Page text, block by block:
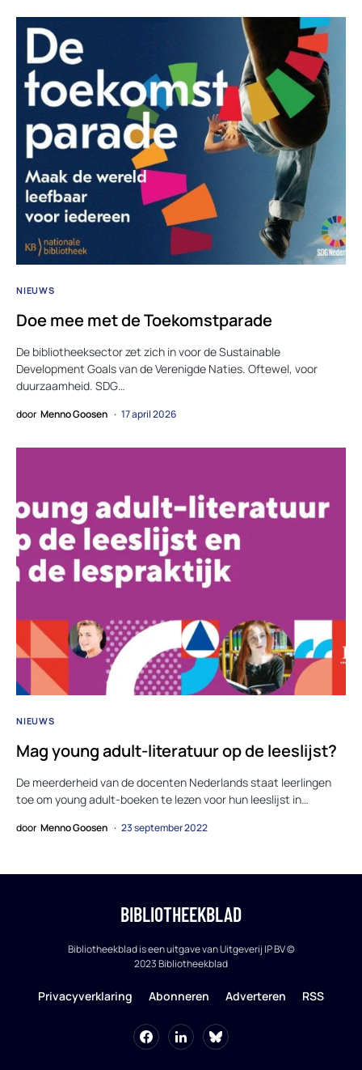
NIEUWS
Doe mee met de Toekomstparade
De bibliotheeksector zet zich in voor de Sustainable
Development Goals van de Verenigde Naties. Oftewel, voor
duurzaamheid. SDG…
door Menno Goosen 17 april 2026
NIEUWS
Mag young adult-literatuur op de leeslijst?
De meerderheid van de docenten Nederlands staat leerlingen
toe om young adult-boeken te lezen voor hun leeslijst in…
door Menno Goosen 23 september 2022
BIBLIOTHEEKBLAD
Bibliotheekblad is een uitgave van Uitgeverij IP BV ©
2023 Bibliotheekblad
Privacyverklaring Abonneren Adverteren RSS